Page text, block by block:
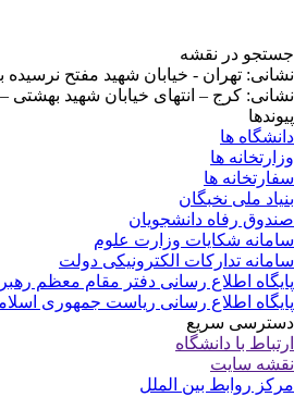
جستجو در نقشه
نشانی: تهران - خیابان شهید مفتح نرسیده به
نشانی: کرج – انتهای خیابان شهید بهشتی
پیوندها
دانشگاه ها
وزارتخانه ها
سفارتخانه ها
بنیاد ملی نخبگان
صندوق رفاه دانشجویان
سامانه شکایات وزارت علوم
سامانه تدارکات الکترونیکی دولت
پایگاه اطلاع رسانی دفتر مقام معظم
پایگاه اطلاع رسانی ریاست جمهوری
دسترسی سریع
ارتباط با دانشگاه
نقشه سایت
مرکز روابط بین الملل